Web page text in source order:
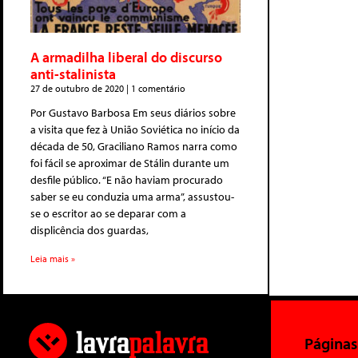
A armadilha liberal do discurso
anti-stalinista
27 de outubro de 2020 1 comentário
Por Gustavo Barbosa Em seus diários sobre
a visita que fez à União Soviética no início da
década de 50, Graciliano Ramos narra como
foi fácil se aproximar de Stálin durante um
desfile público. “E não haviam procurado
saber se eu conduzia uma arma”, assustou-
se o escritor ao se deparar com a
displicência dos guardas,
Leia mais »
Páginas